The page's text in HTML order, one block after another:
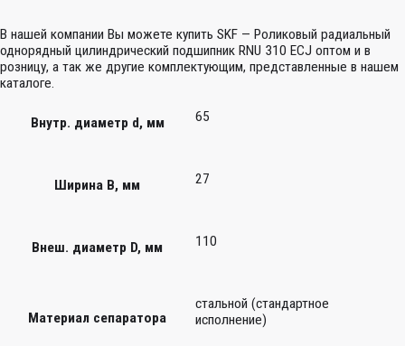
В нашей компании Вы можете купить SKF — Роликовый радиальный
однорядный цилиндрический подшипник RNU 310 ECJ оптом и в
розницу, а так же другие комплектующим, представленные в нашем
каталоге.
Внутр. диаметр d, мм 65
Ширина B, мм 27
Внеш. диаметр D, мм 110
Материал сепаратора
стальной (стандартное
исполнение)